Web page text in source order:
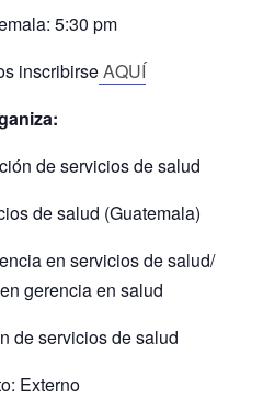
5:30 pm
inscribirseAQUÍ
de servicios de salud
de salud (Guatemala)
en servicios de salud/
gerencia en salud
de servicios de salud
Externo